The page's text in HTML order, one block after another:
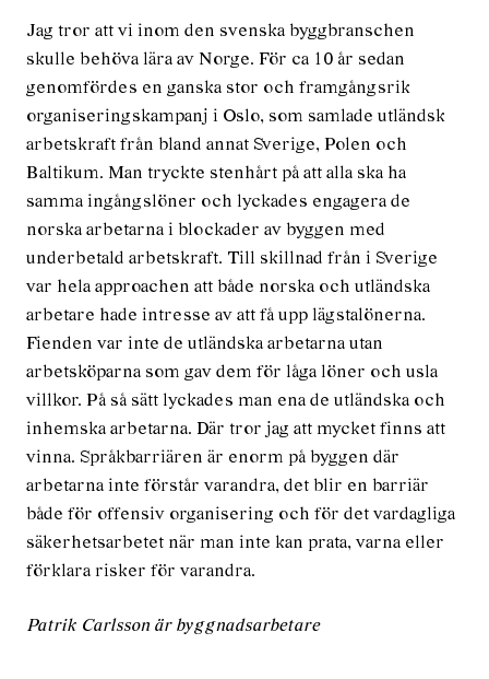
Jag tror att vi inom den svenska byggbranschen
skulle behöva lära av Norge. För ca 10 år sedan
genomfördes en ganska stor och framgångsrik
organiseringskampanj i Oslo, som samlade utländsk
arbetskraft från bland annat Sverige, Polen och
Baltikum. Man tryckte stenhårt på att alla ska ha
samma ingångslöner och lyckades engagera de
norska arbetarna i blockader av byggen med
underbetald arbetskraft. Till skillnad från i Sverige
var hela approachen att både norska och utländska
arbetare hade intresse av att få upp lägstalönerna.
Fienden var inte de utländska arbetarna utan
arbetsköparna som gav dem för låga löner och usla
villkor. På så sätt lyckades man ena de utländska och
inhemska arbetarna. Där tror jag att mycket finns att
vinna. Språkbarriären är enorm på byggen där
arbetarna inte förstår varandra, det blir en barriär
både för offensiv organisering och för det vardagliga
säkerhetsarbetet när man inte kan prata, varna eller
förklara risker för varandra.
Patrik Carlsson är byggnadsarbetare